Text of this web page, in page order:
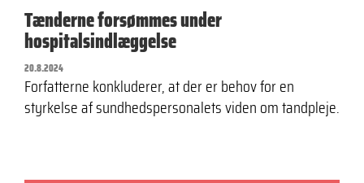
Tænderne forsømmes under
hospitalsindlæggelse
20.8.2024
Forfatterne konkluderer, at der er behov for en
styrkelse af sundhedspersonalets viden om tandpleje.